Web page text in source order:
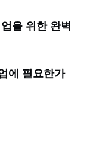
을 위한 완벽
에 필요한가